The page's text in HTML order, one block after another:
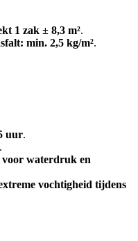
1 zak ± 8,3 m².
min. 2,5 kg/m².
uur.
.
voor waterdruk en
vochtigheid tijdens